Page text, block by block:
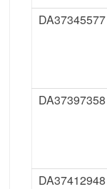
DA37345577
DA37397358
DA37412948